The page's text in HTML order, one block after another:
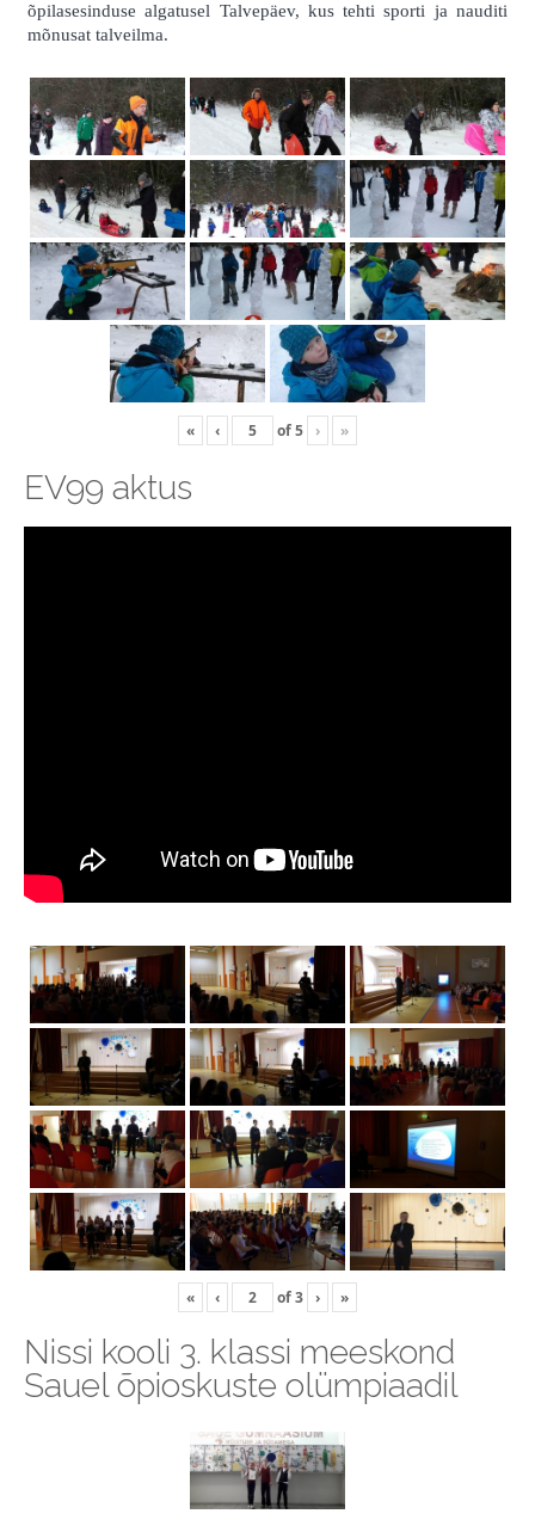
õpilasesinduse algatusel Talvepäev, kus tehti sporti ja nauditi
mõnusat talveilma.
« ‹ of5 › »
EV99 aktus
« ‹ of3 › »
Nissi kooli 3. klassi meeskond
Sauel õpioskuste olümpiaadil